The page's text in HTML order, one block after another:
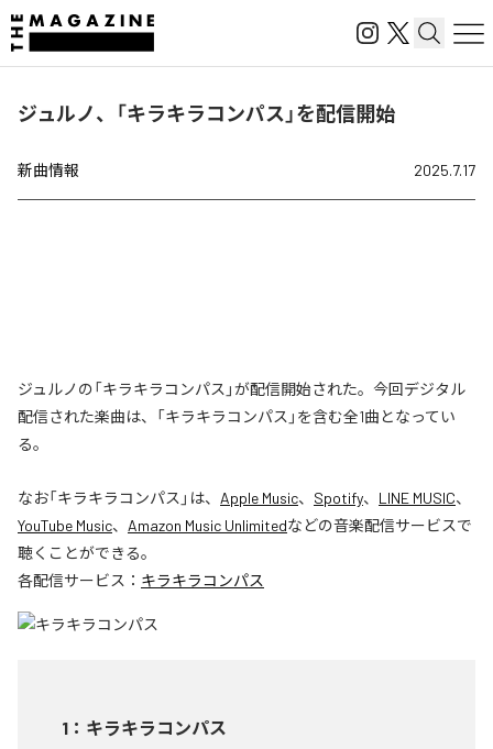
ジュルノ、「キラキラコンパス」を配信開始
新曲情報 2025.7.17
ジュルノの「キラキラコンパス」が配信開始された。今回デジタル
配信された楽曲は、「キラキラコンパス」を含む全1曲となってい
る。
なお「キラキラコンパス 」は、 Apple Music、 Spotify、 LINE MUSIC、
YouTube Music、 Amazon Music Unlimitedなどの音楽配信サービスで
聴くことができる。
各配信サービス： キラキラコンパス
1 ： キラキラコンパス